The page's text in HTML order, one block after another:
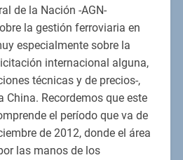
de la Nación -AGN-
la gestión ferroviaria en
especialmente sobre la
internacional alguna,
técnicas y de precios-,
China. Recordemos que este
el período que va de
de 2012, donde el área
las manos de los